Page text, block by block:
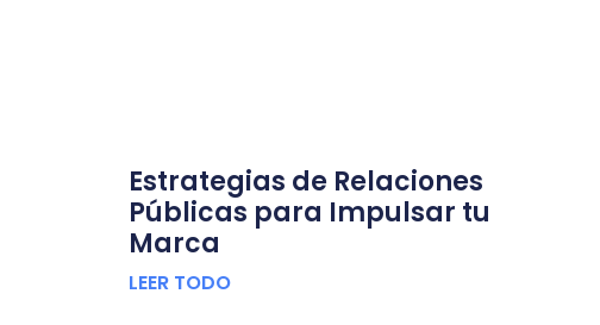
Estrategias de Relaciones
Públicas para Impulsar tu
Marca
LEER TODO